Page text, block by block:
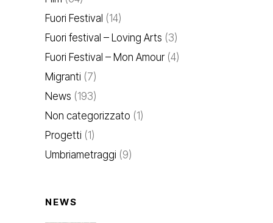
Fuori Festival (14)
Fuori festival – Loving Arts (3)
Fuori Festival – Mon Amour(4)
Migranti (7)
News (193)
Non categorizzato (1)
Progetti (1)
Umbriametraggi (9)
NEWS